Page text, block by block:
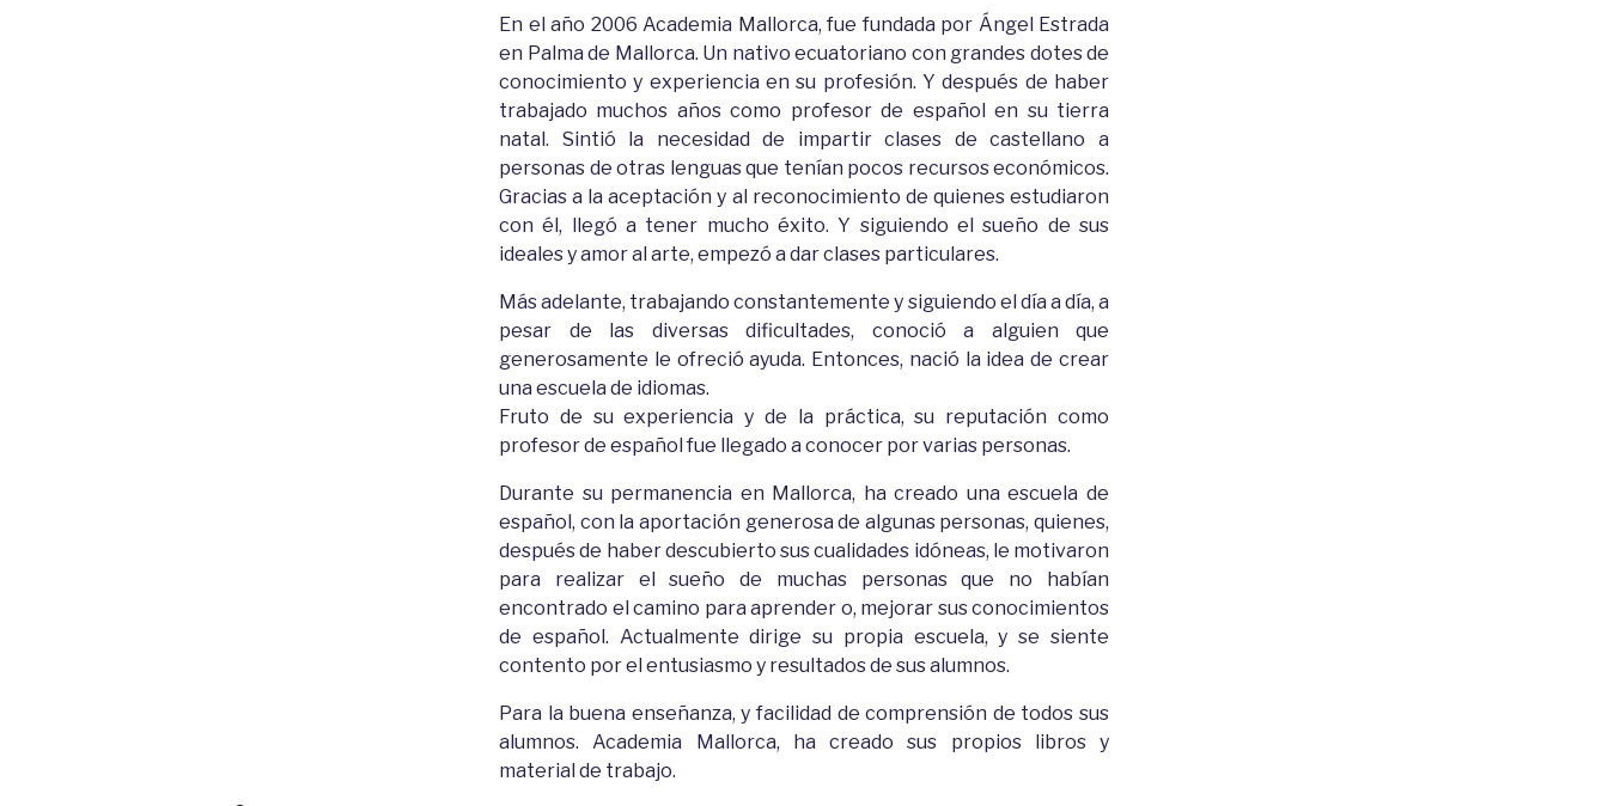
En el año 2006 Academia Mallorca, fue fundada por Ángel Estrada
en Palma de Mallorca. Un nativo ecuatoriano con grandes dotes de
conocimiento y experiencia en su profesión. Y después de haber
trabajado muchos años como profesor de español en su tierra
natal. Sintió la necesidad de impartir clases de castellano a
personas de otras lenguas que tenían pocos recursos económicos.
Gracias a la aceptación y al reconocimiento de quienes estudiaron
con él, llegó a tener mucho éxito. Y siguiendo el sueño de sus
ideales y amor al arte, empezó a dar clases particulares.
Más adelante, trabajando constantemente y siguiendo el día a día, a
pesar de las diversas dificultades, conoció a alguien que
generosamente le ofreció ayuda. Entonces, nació la idea de crear
una escuela de idiomas.
Fruto de su experiencia y de la práctica, su reputación como
profesor de español fue llegado a conocer por varias personas.
Durante su permanencia en Mallorca, ha creado una escuela de
español, con la aportación generosa de algunas personas, quienes,
después de haber descubierto sus cualidades idóneas, le motivaron
para realizar el sueño de muchas personas que no habían
encontrado el camino para aprender o, mejorar sus conocimientos
de español. Actualmente dirige su propia escuela, y se siente
contento por el entusiasmo y resultados de sus alumnos.
Para la buena enseñanza, y facilidad de comprensión de todos sus
alumnos. Academia Mallorca, ha creado sus propios libros y
material de trabajo.